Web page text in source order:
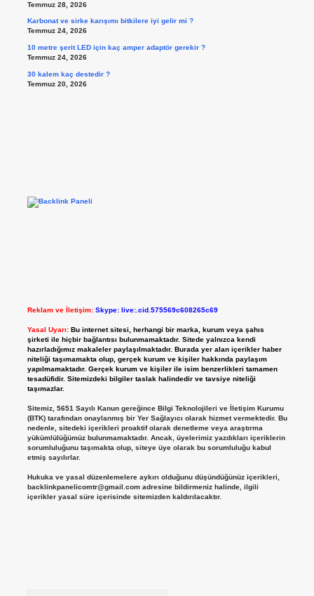
Temmuz 28, 2026
Karbonat ve sirke karışımı bitkilere iyi gelir mi ?
Temmuz 24, 2026
10 metre şerit LED için kaç amper adaptör gerekir ?
Temmuz 24, 2026
30 kalem kaç destedir ?
Temmuz 20, 2026
Reklam ve İletişim: Skype: live:.cid.575569c608265c69
Yasal Uyarı: Bu internet sitesi, herhangi bir marka, kurum veya şahıs
şirketi ile hiçbir bağlantısı bulunmamaktadır. Sitede yalnızca kendi
hazırladığımız makaleler paylaşılmaktadır. Burada yer alan içerikler haber
niteliği taşımamakta olup, gerçek kurum ve kişiler hakkında paylaşım
yapılmamaktadır. Gerçek kurum ve kişiler ile isim benzerlikleri tamamen
tesadüfidir. Sitemizdeki bilgiler taslak halindedir ve tavsiye niteliği
taşımazlar.
Sitemiz, 5651 Sayılı Kanun gereğince Bilgi Teknolojileri ve İletişim Kurumu
(BTK) tarafından onaylanmış bir Yer Sağlayıcı olarak hizmet vermektedir. Bu
nedenle, sitedeki içerikleri proaktif olarak denetleme veya araştırma
yükümlülüğümüz bulunmamaktadır. Ancak, üyelerimiz yazdıkları içeriklerin
sorumluluğunu taşımakta olup, siteye üye olarak bu sorumluluğu kabul
etmiş sayılırlar.
Hukuka ve yasal düzenlemelere aykırı olduğunu düşündüğünüz içerikleri,
backlinkpanelicomtr@gmail.comadresine bildirmeniz halinde, ilgili
içerikler yasal süre içerisinde sitemizden kaldırılacaktır.